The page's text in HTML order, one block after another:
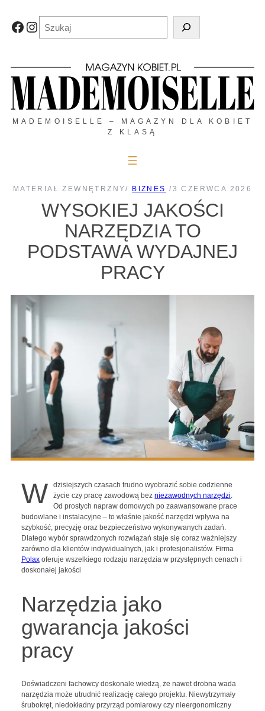
treściFacebook
Instagram
MADEMOISELLE – MAGAZYN DLA KOBIET
Z KLASĄ
MATERIAŁ ZEWNĘTRZNY/ BIZNES / 3 CZERWCA 2026
WYSOKIEJ JAKOŚCI
NARZĘDZIA TO
PODSTAWA WYDAJNEJ
PRACY
W
dzisiejszych czasach trudno wyobrazić sobie codzienne
życie czy pracę zawodową bezniezawodnych narzędzi
Od prostych napraw domowych po zaawansowane prace
budowlane i instalacyjne – to właśnie jakość narzędzi wpływa na
szybkość, precyzję oraz bezpieczeństwo wykonywanych zadań.
Dlatego wybór sprawdzonych rozwiązań staje się coraz ważniejszy
zarówno dla klientów indywidualnych, jak i profesjonalistów. Firma
Polaxoferuje wszelkiego rodzaju narzędzia w przystępnych cenach i
doskonałej jakości
Narzędzia jako
gwarancja jakości
pracy
Doświadczeni fachowcy doskonale wiedzą, że nawet drobna wada
narzędzia może utrudnić realizację całego projektu. Niewytrzymały
śrubokręt, niedokładny przyrząd pomiarowy czy nieergonomiczny